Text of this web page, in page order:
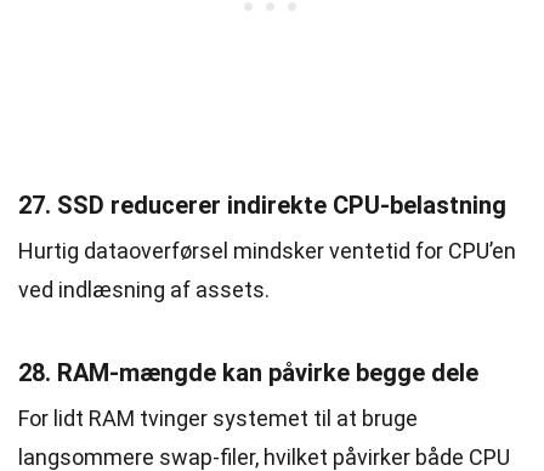
27. SSD reducerer indirekte CPU-belastning
Hurtig dataoverførsel mindsker ventetid for CPU’en
ved indlæsning af assets.
28. RAM-mængde kan påvirke begge dele
For lidt RAM tvinger systemet til at bruge
langsommere swap-filer, hvilket påvirker både CPU